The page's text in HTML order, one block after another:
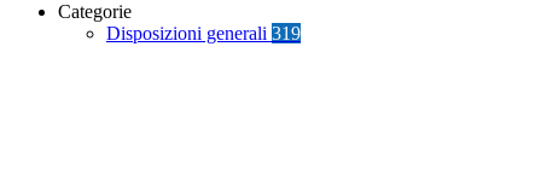
Categorie
Disposizioni generali 319